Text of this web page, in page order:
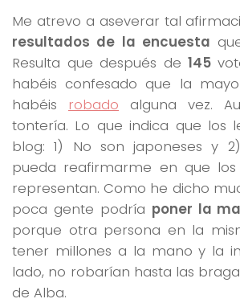
Me atrevo a aseverar tal
resultados de la encuesta
Resulta que después de145
habéis confesado que la
habéis robado alguna vez.
tontería. Lo que indica que los
blog: 1) No son japoneses y
pueda reafirmarme en que
representan. Como he dicho
poca gente podría poner la
porque otra persona en la
tener millones a la mano y la
lado, no robarían hasta las
de Alba.